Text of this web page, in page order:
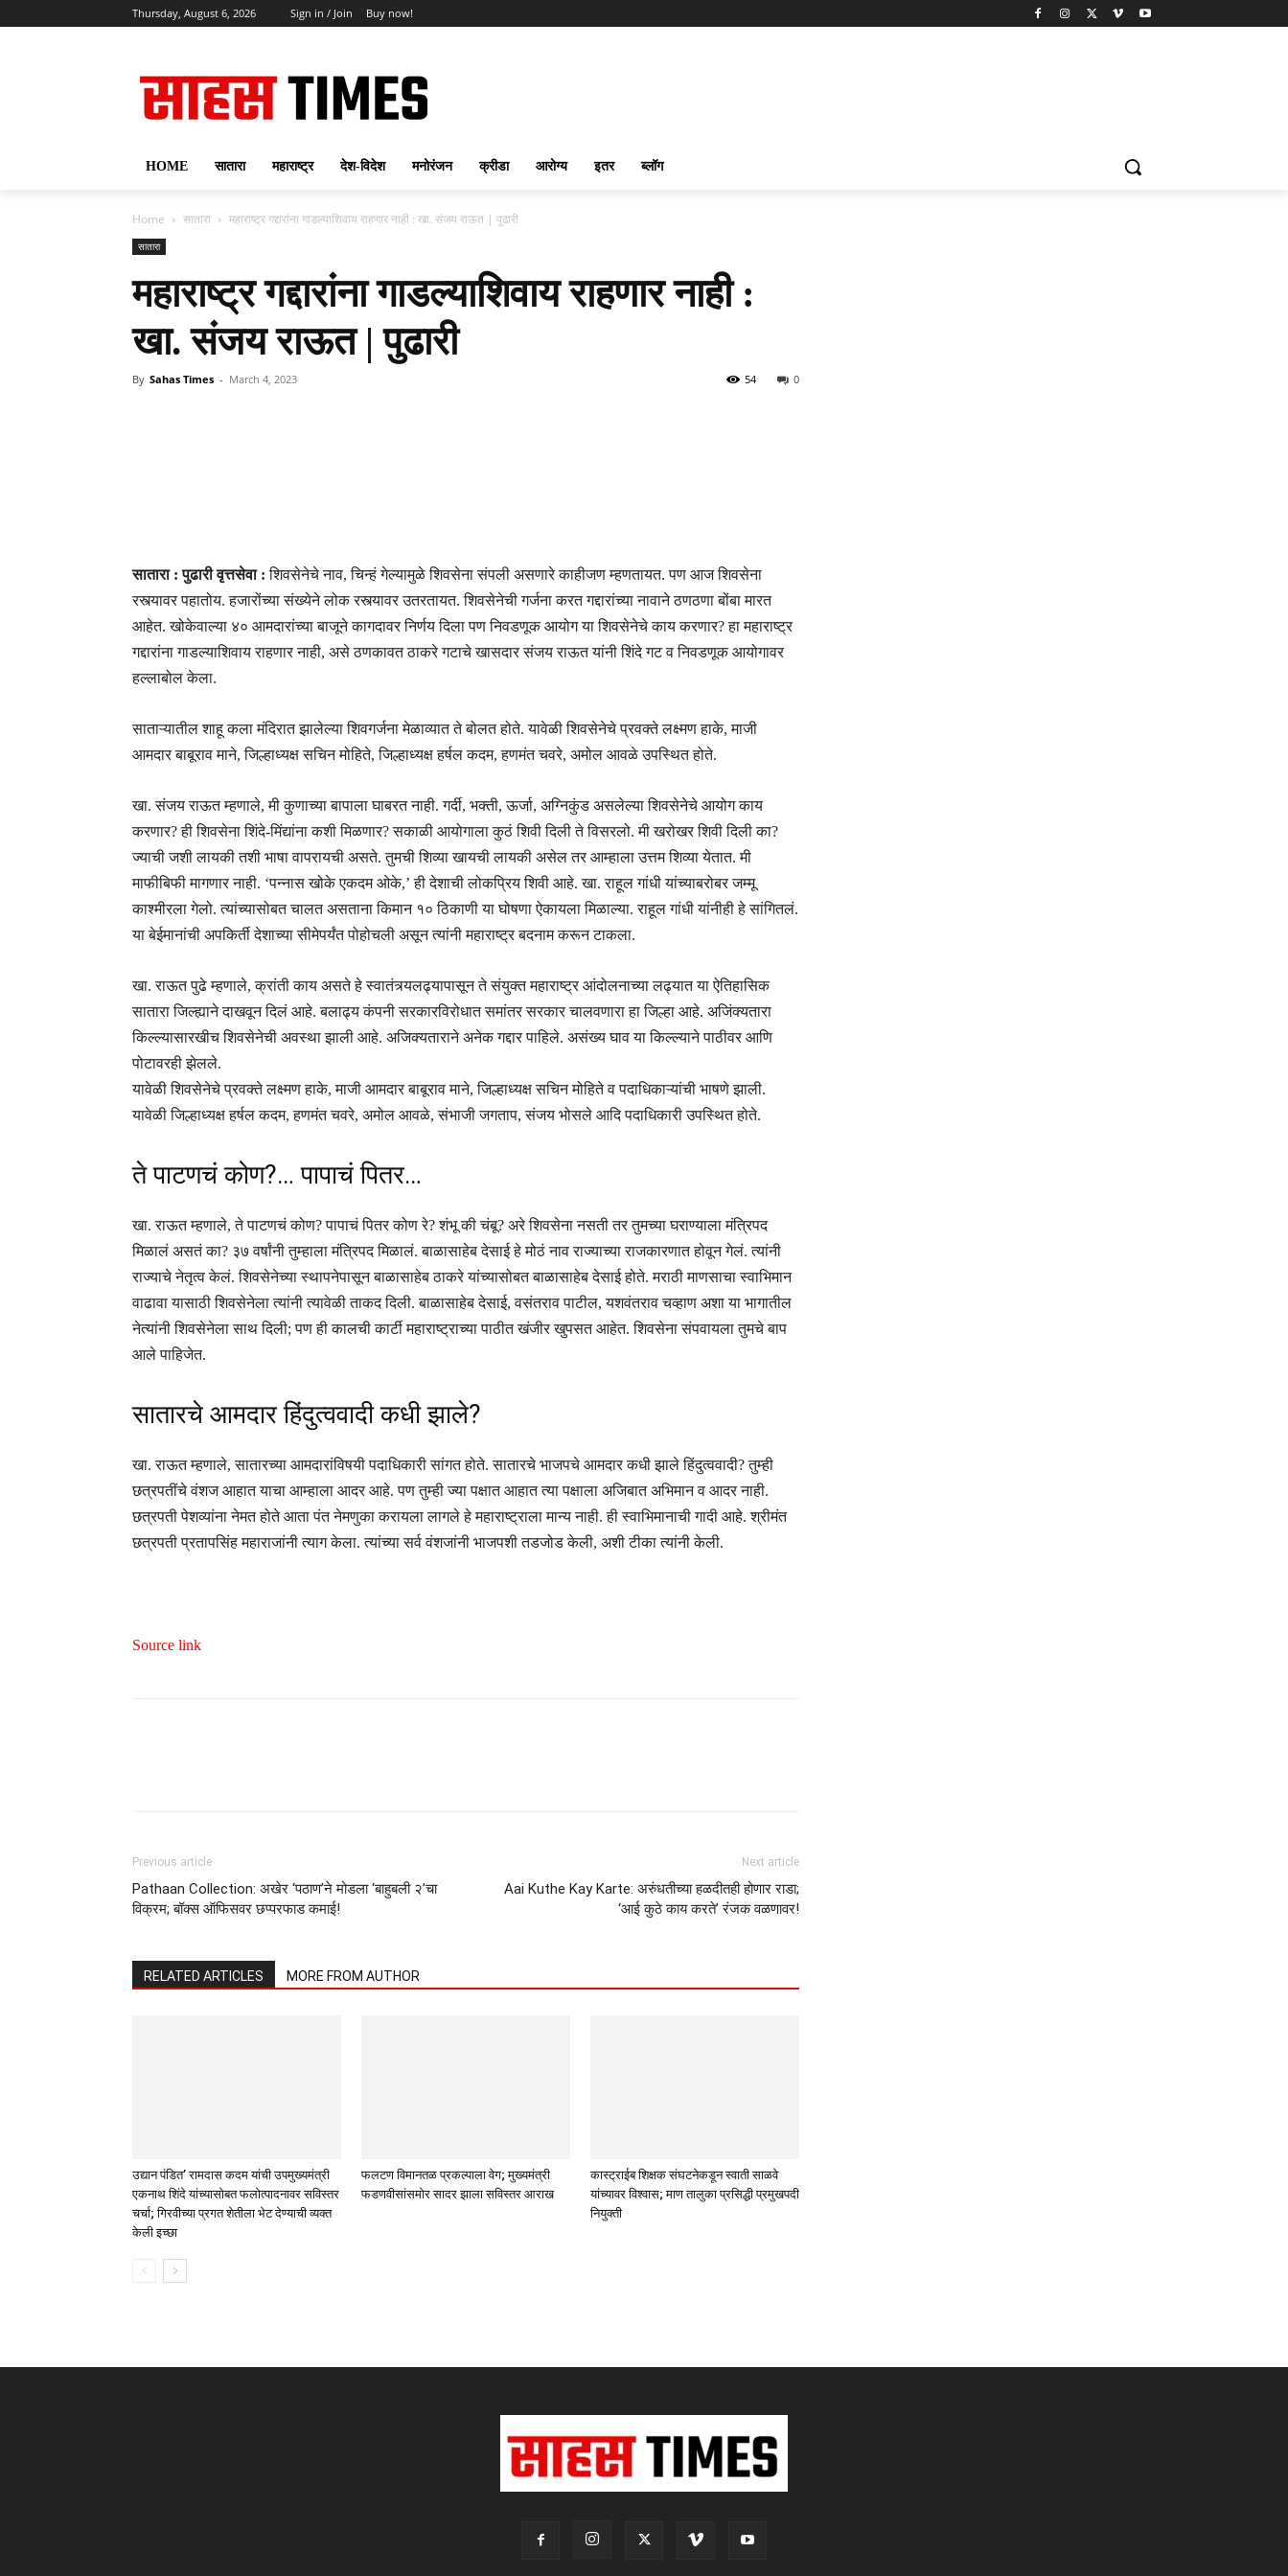
Thursday, August 6, 2026 Sign in / Join Buy now!
HOME सातारा महाराष्ट्र देश-विदेश मनोरंजन क्रीडा आरोग्य इतर ब्लॉग
Home सातारा महाराष्ट्र गद्दारांना गाडल्याशिवाय राहणार नाही : खा. संजय राऊत | पुढारी
सातारा
महाराष्ट्र गद्दारांना गाडल्याशिवाय राहणार नाही :
खा. संजय राऊत | पुढारी
By Sahas Times - March 4, 2023 0
54
सातारा : पुढारी वृत्तसेवा :शिवसेनेचे नाव, चिन्हं गेल्यामुळे शिवसेना संपली असणारे काहीजण म्हणतायत. पण आज शिवसेना
रस्त्यावर पहातोय. हजारोंच्या संख्येने लोक रस्त्यावर उतरतायत. शिवसेनेची गर्जना करत गद्दारांच्या नावाने ठणठणा बोंबा मारत
आहेत. खोकेवाल्या ४० आमदारांच्या बाजूने कागदावर निर्णय दिला पण निवडणूक आयोग या शिवसेनेचे काय करणार? हा महाराष्ट्र
गद्दारांना गाडल्याशिवाय राहणार नाही, असे ठणकावत ठाकरे गटाचे खासदार संजय राऊत यांनी शिंदे गट व निवडणूक आयोगावर
हल्लाबोल केला.
साताऱ्यातील शाहू कला मंदिरात झालेल्या शिवगर्जना मेळाव्यात ते बोलत होते. यावेळी शिवसेनेचे प्रवक्ते लक्ष्मण हाके, माजी
आमदार बाबूराव माने, जिल्हाध्यक्ष सचिन मोहिते, जिल्हाध्यक्ष हर्षल कदम, हणमंत चवरे, अमोल आवळे उपस्थित होते.
खा. संजय राऊत म्हणाले, मी कुणाच्या बापाला घाबरत नाही. गर्दी, भक्ती, ऊर्जा, अग्निकुंड असलेल्या शिवसेनेचे आयोग काय
करणार? ही शिवसेना शिंदे-मिंद्यांना कशी मिळणार? सकाळी आयोगाला कुठं शिवी दिली ते विसरलो. मी खरोखर शिवी दिली का?
ज्याची जशी लायकी तशी भाषा वापरायची असते. तुमची शिव्या खायची लायकी असेल तर आम्हाला उत्तम शिव्या येतात. मी
माफीबिफी मागणार नाही. ‘पन्नास खोके एकदम ओके,’ ही देशाची लोकप्रिय शिवी आहे. खा. राहूल गांधी यांच्याबरोबर जम्मू
काश्मीरला गेलो. त्यांच्यासोबत चालत असताना किमान १० ठिकाणी या घोषणा ऐकायला मिळाल्या. राहूल गांधी यांनीही हे सांगितलं.
या बेईमानांची अपकिर्ती देशाच्या सीमेपर्यंत पोहोचली असून त्यांनी महाराष्ट्र बदनाम करून टाकला.
खा. राऊत पुढे म्हणाले, क्रांती काय असते हे स्वातंत्र्यलढ्यापासून ते संयुक्त महाराष्ट्र आंदोलनाच्या लढ्यात या ऐतिहासिक
सातारा जिल्ह्याने दाखवून दिलं आहे. बलाढ्य कंपनी सरकारविरोधात समांतर सरकार चालवणारा हा जिल्हा आहे. अजिंक्यतारा
किल्ल्यासारखीच शिवसेनेची अवस्था झाली आहे. अजिक्यताराने अनेक गद्दार पाहिले. असंख्य घाव या किल्ल्याने पाठीवर आणि
पोटावरही झेलले.
यावेळी शिवसेनेचे प्रवक्ते लक्ष्मण हाके, माजी आमदार बाबूराव माने, जिल्हाध्यक्ष सचिन मोहिते व पदाधिकाऱ्यांची भाषणे झाली.
यावेळी जिल्हाध्यक्ष हर्षल कदम, हणमंत चवरे, अमोल आवळे, संभाजी जगताप, संजय भोसले आदि पदाधिकारी उपस्थित होते.
ते पाटणचं कोण?… पापाचं पितर…
खा. राऊत म्हणाले, ते पाटणचं कोण? पापाचं पितर कोण रे? शंभू की चंबू? अरे शिवसेना नसती तर तुमच्या घराण्याला मंत्रिपद
मिळालं असतं का? ३७ वर्षांनी तुम्हाला मंत्रिपद मिळालं. बाळासाहेब देसाई हे मोठं नाव राज्याच्या राजकारणात होवून गेलं. त्यांनी
राज्याचे नेतृत्व केलं. शिवसेनेच्या स्थापनेपासून बाळासाहेब ठाकरे यांच्यासोबत बाळासाहेब देसाई होते. मराठी माणसाचा स्वाभिमान
वाढावा यासाठी शिवसेनेला त्यांनी त्यावेळी ताकद दिली. बाळासाहेब देसाई, वसंतराव पाटील, यशवंतराव चव्हाण अशा या भागातील
नेत्यांनी शिवसेनेला साथ दिली; पण ही कालची कार्टी महाराष्ट्राच्या पाठीत खंजीर खुपसत आहेत. शिवसेना संपवायला तुमचे बाप
आले पाहिजेत.
सातारचे आमदार हिंदुत्ववादी कधी झाले?
खा. राऊत म्हणाले, सातारच्या आमदारांविषयी पदाधिकारी सांगत होते. सातारचे भाजपचे आमदार कधी झाले हिंदुत्ववादी? तुम्ही
छत्रपतींचे वंशज आहात याचा आम्हाला आदर आहे. पण तुम्ही ज्या पक्षात आहात त्या पक्षाला अजिबात अभिमान व आदर नाही.
छत्रपती पेशव्यांना नेमत होते आता पंत नेमणुका करायला लागले हे महाराष्ट्राला मान्य नाही. ही स्वाभिमानाची गादी आहे. श्रीमंत
छत्रपती प्रतापसिंह महाराजांनी त्याग केला. त्यांच्या सर्व वंशजांनी भाजपशी तडजोड केली, अशी टीका त्यांनी केली.
Source link
Previous article
Pathaan Collection: अखेर ‘पठाण’ने मोडला ‘बाहुबली २’चा
विक्रम; बॉक्स ऑफिसवर छप्परफाड कमाई!
Next article
Aai Kuthe Kay Karte: अरुंधतीच्या हळदीतही होणार राडा;
‘आई कुठे काय करते’ रंजक वळणावर!
RELATED ARTICLES MORE FROM AUTHOR
उद्यान पंडित’ रामदास कदम यांची उपमुख्यमंत्री
एकनाथ शिंदे यांच्यासोबत फलोत्पादनावर सविस्तर
चर्चा; गिरवीच्या प्रगत शेतीला भेट देण्याची व्यक्त
केली इच्छा
फलटण विमानतळ प्रकल्पाला वेग; मुख्यमंत्री
फडणवीसांसमोर सादर झाला सविस्तर आराख
कास्ट्राईब शिक्षक संघटनेकडून स्वाती साळवे
यांच्यावर विश्वास; माण तालुका प्रसिद्धी प्रमुखपदी
नियुक्ती